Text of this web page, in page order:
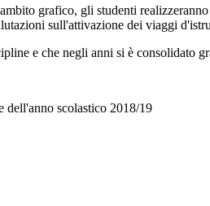
grafico, gli studenti
sull'attivazione dei viaggi
e che negli anni si è consolidato
dell'anno scolastico 2018/19